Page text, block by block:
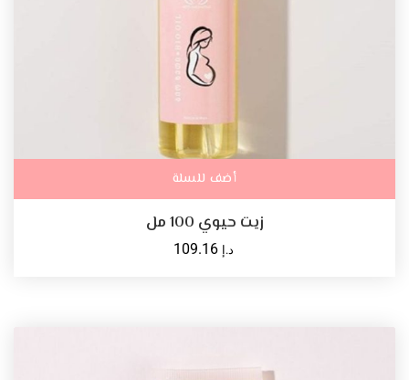
أضف للسلة
زيت حيوي 100 مل
د.إ 109.16